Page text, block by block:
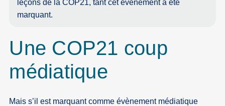
leçons de la COP21, tant cet évènement a été
marquant.
Une COP21 coup
médiatique
Mais s’il est marquant comme évènement médiatique